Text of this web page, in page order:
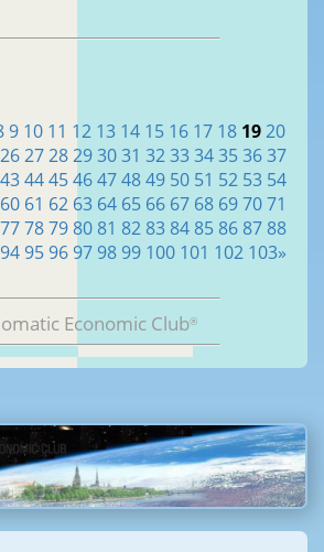
9 10 11 12 13 14 15 16 17 18 19 20
262728293031 323334353637
43444546474849 50 51 52 53 54
60 61 62 63 64 65 66 67 68 697071
77787980 81 82 83 84 85 86 87 88
94959697 98 99 100 101 102 103»
Economic Club®